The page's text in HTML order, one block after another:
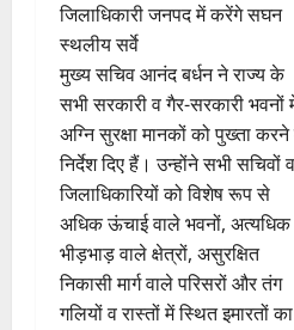
जिलाधिकारी जनपद में करेंगे सघन
स्थलीय सर्वे
मुख्य सचिव आनंद बर्धन ने राज्य के
सभी सरकारी व गैर-सरकारी भवनों
अग्नि सुरक्षा मानकों को पुख्ता
निर्देश दिए हैं। उन्होंने सभी सचिवों व
जिलाधिकारियों को विशेष रूप से
अधिक ऊंचाई वाले भवनों, अत्यधिक
भीड़भाड़ वाले क्षेत्रों, असुरक्षित
निकासी मार्ग वाले परिसरों और तंग
गलियों व रास्तों में स्थित इमारतों का